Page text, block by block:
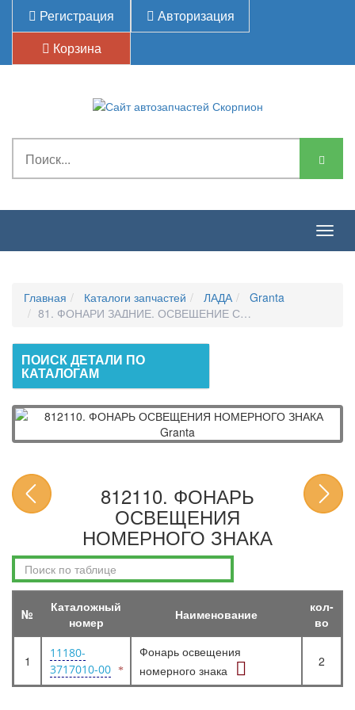
Регистрация
Авторизация
Корзина
Главная Каталоги запчастей ЛАДА
Granta
81. ФОНАРИ ЗАДНИЕ, ОСВЕЩЕНИЕ САЛОНА,
ПОИСК ДЕТАЛИ ПО
КАТАЛОГАМ
812110. ФОНАРЬ
ОСВЕЩЕНИЯ
НОМЕРНОГО ЗНАКА
№
Каталожный
номер
Наименование
кол-
во
1
11180-
3717010-00
Фонарь освещения
номерного знака
2